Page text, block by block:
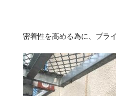
密着性を高める為に、プラ